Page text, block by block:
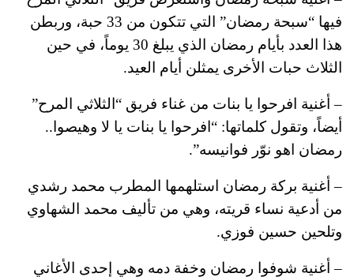
فيها “سبحة رمضان” التي تتكون من 33 حبة، وربطن
هذا العدد بأيام رمضان الذي يبلغ 30 يوماً، في حين
الثلاث حبات الأخرى يمثلن أيام العيد.
– أغنية افرحوا يا بنات من غناء فريق “الثلاثي المرح”
أيضاً، وتقول كلماتها: “افرحوا يا بنات يا لا وهيصوا..
رمضان اهو نوّر فوانيسه”.
– أغنية بركة رمضان استلهمها المطرب محمد رشدي
من أدعية نساء قريته، وهي من تأليف محمد الشهاوي
وتلحين حسين فوزي.
– أغنية شوفوا رمضان وخفة دمه وهي إحدى الأغاني